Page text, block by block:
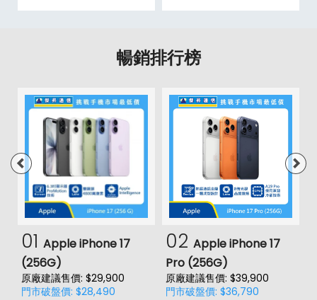
暢銷排行榜
01 Apple iPhone 17
(256G)
原廠建議售價: $29,900
門市破盤價: $28,490
02 Apple iPhone 17
Pro (256G)
原廠建議售價: $39,900
門市破盤價: $36,790